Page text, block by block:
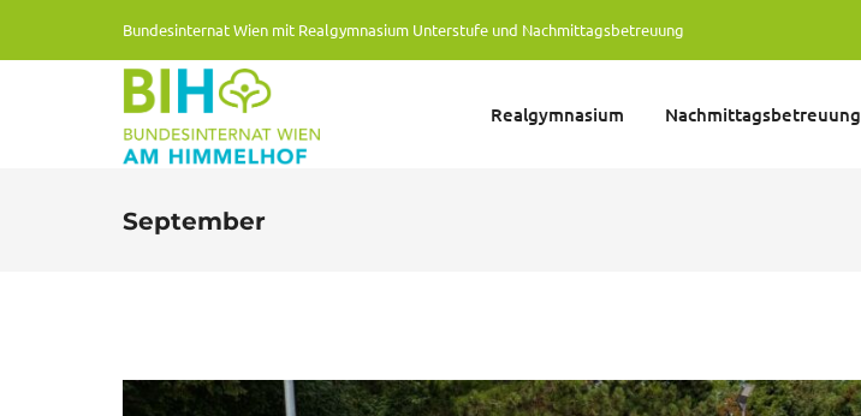
Bundesinternat Wien mit Realgymnasium Unterstufe und Nachmittagsbetreuung
Realgymnasium Nachmittagsbetreuung
September